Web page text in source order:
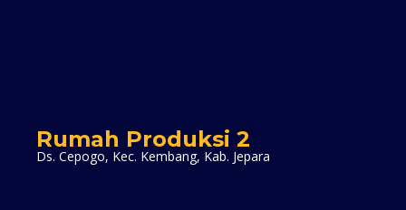
Rumah Produksi 2
Ds. Cepogo, Kec. Kembang, Kab. Jepara